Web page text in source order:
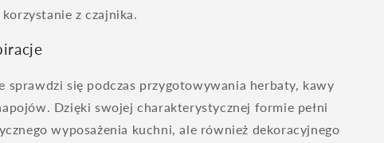
z czajnika.
sprawdzi się podczas przygotowywania herbaty, kawy
Dzięki swojej charakterystycznej formie pełni
wyposażenia kuchni, ale również dekoracyjnego